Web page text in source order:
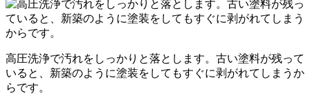
高圧洗浄で汚れをしっかりと落とします。古い塗料が残って
いると、新築のように塗装をしてもすぐに剥がれてしまうか
らです。